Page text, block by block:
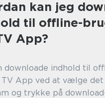
kan jeg
til offline-
App?
downloade indhold til
TV App ved at vælge det
og trykke på